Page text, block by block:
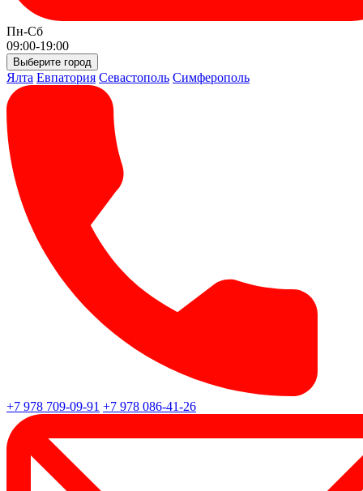
Пн-Сб
09:00-19:00
Выберите город
Ялта Евпатория Севастополь Симферополь
+7 978 709-09-91 +7 978 086-41-26